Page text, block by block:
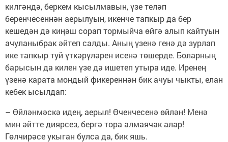
килгәндә, беркем кысылмавын, үзе теләп
беренчесеннән аерылуын, икенче тапкыр да бер
кешедән дә киңәш сорап тормыйча өйгә алып кайтуын
ачуланыбрак әйтеп салды. Аның үзенә генә дә зурлап
ике тапкыр туй үткәрүләрен исенә төшерде. Боларның
барысын да килен үзе дә ишетеп утыра иде. Иренең
үзенә карата мондый фикереннән бик ачуы чыкты, елан
кебек ысылдап:
– Өйләнмәскә идең, аерыл! Өченчесенә өйлән! Менә
мин әйтте диярсез, бергә тора алмаячак алар!
Гөлчирәсе укыган булса да, бик яшь.